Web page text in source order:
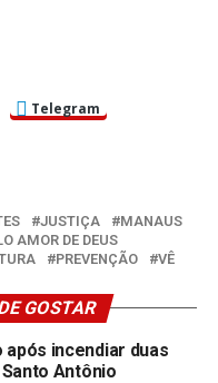
Telegram
JUSTIÇA
MANAUS
AMOR DE DEUS
PREVENÇÃO VÊ
GOSTAR
após incendiar duas
Antônio